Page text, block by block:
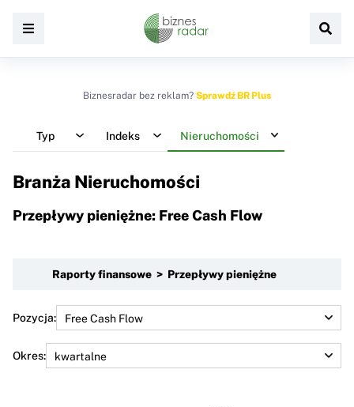
Biznesradar bez reklam? Sprawdź BR Plus
Typ Indeks Nieruchomości
Branża Nieruchomości
Przepływy pieniężne: Free Cash Flow
Raporty finansowe > Przepływy pieniężne
Pozycja:
Okres: